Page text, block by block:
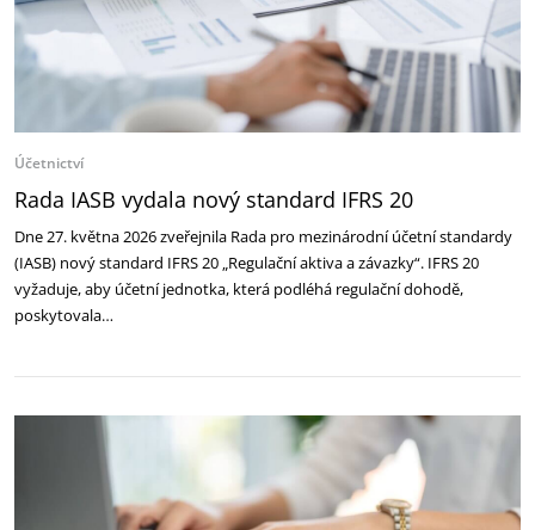
Účetnictví
Rada IASB vydala nový standard IFRS 20
Dne 27. května 2026 zveřejnila Rada pro mezinárodní účetní standardy
(IASB) nový standard IFRS 20 „Regulační aktiva a závazky“. IFRS 20
vyžaduje, aby účetní jednotka, která podléhá regulační dohodě,
poskytovala…